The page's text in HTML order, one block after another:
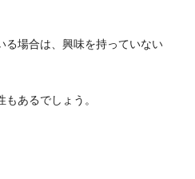
る場合は、興味を持っていない
あるでしょう。